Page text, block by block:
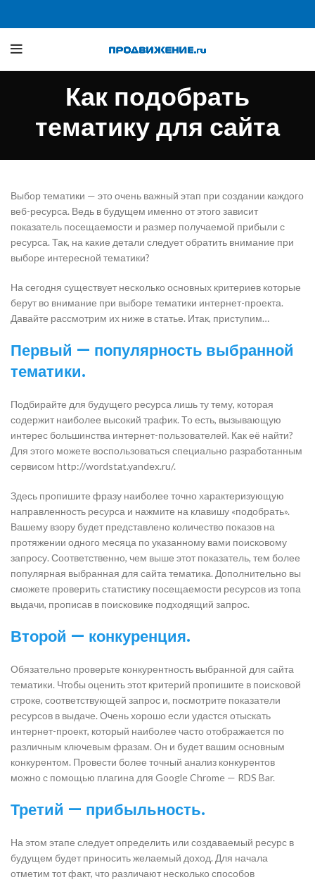
Как подобрать
тематику для сайта
Выбор тематики — это очень важный этап при создании каждого
веб-ресурса. Ведь в будущем именно от этого зависит
показатель посещаемости и размер получаемой прибыли с
ресурса. Так, на какие детали следует обратить внимание при
выборе интересной тематики?
На сегодня существует несколько основных критериев которые
берут во внимание при выборе тематики интернет-проекта.
Давайте рассмотрим их ниже в статье. Итак, приступим…
Первый — популярность выбранной
тематики.
Подбирайте для будущего ресурса лишь ту тему, которая
содержит наиболее высокий трафик. То есть, вызывающую
интерес большинства интернет-пользователей. Как её найти?
Для этого можете воспользоваться специально разработанным
сервисом http://wordstat.yandex.ru/.
Здесь пропишите фразу наиболее точно характеризующую
направленность ресурса и нажмите на клавишу «подобрать».
Вашему взору будет представлено количество показов на
протяжении одного месяца по указанному вами поисковому
запросу. Соответственно, чем выше этот показатель, тем более
популярная выбранная для сайта тематика. Дополнительно вы
сможете проверить статистику посещаемости ресурсов из топа
выдачи, прописав в поисковике подходящий запрос.
Второй — конкуренция.
Обязательно проверьте конкурентность выбранной для сайта
тематики. Чтобы оценить этот критерий пропишите в поисковой
строке, соответствующей запрос и, посмотрите показатели
ресурсов в выдаче. Очень хорошо если удастся отыскать
интернет-проект, который наиболее часто отображается по
различным ключевым фразам. Он и будет вашим основным
конкурентом. Провести более точный анализ конкурентов
можно с помощью плагина для Google Chrome — RDS Bar.
Третий — прибыльность.
На этом этапе следует определить или создаваемый ресурс в
будущем будет приносить желаемый доход. Для начала
отметим тот факт, что различают несколько способов